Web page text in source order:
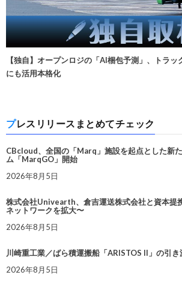
【独自】オープンロジの「AI梱包予測」、トラ
にも活用本格化
プレスリリースまとめてチェック
CBcloud、全国の「Marq」施設を起点とした新
ム「MarqGO」開始
2026年8月5日
株式会社Univearth、倉吉運送株式会社と資本提
ネットワークを拡大〜
2026年8月5日
川崎重工業／ばら積運搬船「ARISTOS II」の引き
2026年8月5日